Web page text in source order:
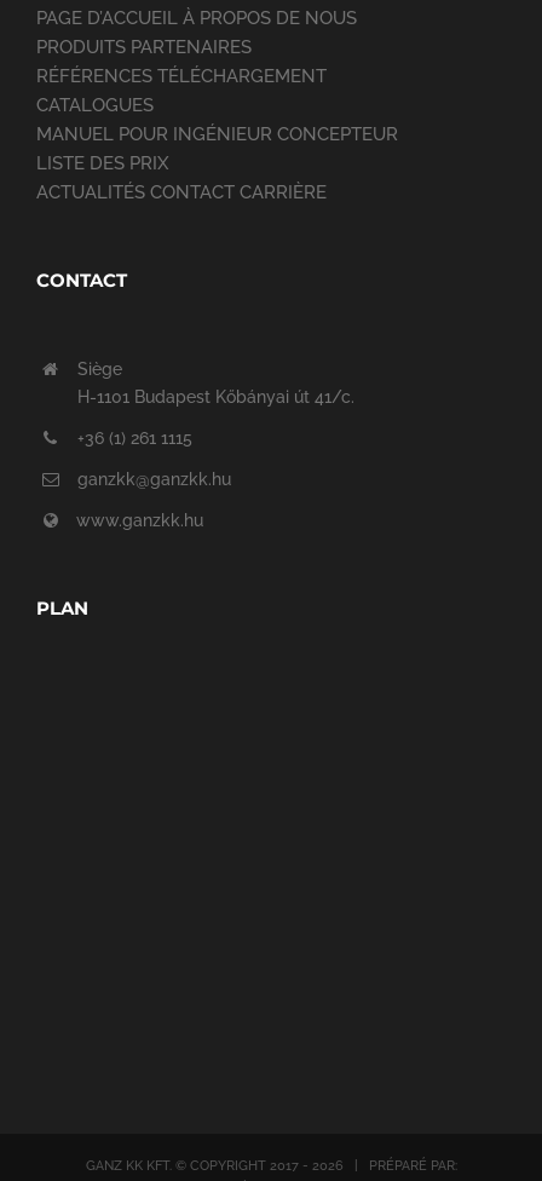
PAGE D’ACCUEIL À PROPOS DE NOUS
PRODUITS PARTENAIRES
RÉFÉRENCES TÉLÉCHARGEMENT
CATALOGUES
MANUEL POUR INGÉNIEUR CONCEPTEUR
LISTE DES PRIX
ACTUALITÉS CONTACT CARRIÈRE
CONTACT
Siège
H-1101 Budapest Kőbányai út 41/c.
+36 (1) 261 1115
ganzkk@ganzkk.hu
www.ganzkk.hu
PLAN
GANZ KK KFT. © COPYRIGHT 2017 - 2026 | PRÉPARÉ PAR: